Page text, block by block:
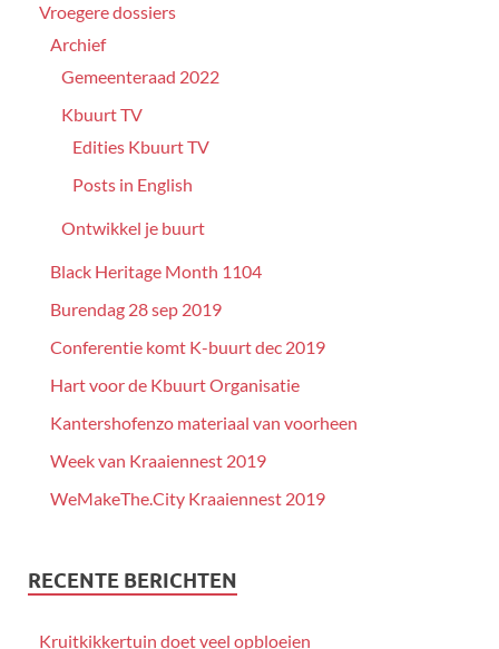
Vroegere dossiers
Archief
Gemeenteraad 2022
Kbuurt TV
Edities Kbuurt TV
Posts in English
Ontwikkel je buurt
Black Heritage Month 1104
Burendag 28 sep 2019
Conferentie komt K-buurt dec 2019
Hart voor de Kbuurt Organisatie
Kantershofenzo materiaal van voorheen
Week van Kraaiennest 2019
WeMakeThe.City Kraaiennest 2019
RECENTE BERICHTEN
Kruitkikkertuin doet veel opbloeien